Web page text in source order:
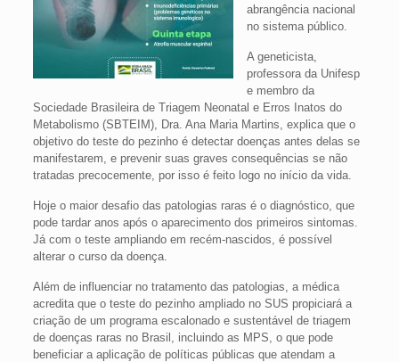
abrangência nacional
no sistema público.
A geneticista,
professora da Unifesp
e membro da
Sociedade Brasileira de Triagem Neonatal e Erros Inatos do
Metabolismo (SBTEIM), Dra. Ana Maria Martins, explica que o
objetivo do teste do pezinho é detectar doenças antes delas se
manifestarem, e prevenir suas graves consequências se não
tratadas precocemente, por isso é feito logo no início da vida.
Hoje o maior desafio das patologias raras é o diagnóstico, que
pode tardar anos após o aparecimento dos primeiros sintomas.
Já com o teste ampliando em recém-nascidos, é possível
alterar o curso da doença.
Além de influenciar no tratamento das patologias, a médica
acredita que o teste do pezinho ampliado no SUS propiciará a
criação de um programa escalonado e sustentável de triagem
de doenças raras no Brasil, incluindo as MPS, o que pode
beneficiar a aplicação de políticas públicas que atendam a